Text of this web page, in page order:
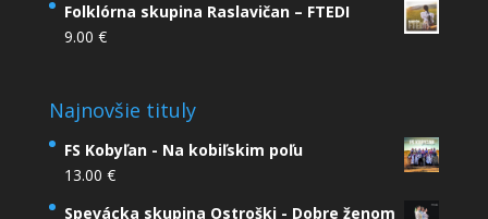
Folklórna skupina Raslavičan – FTEDI
9.00 €
Najnovšie tituly
FS Kobyľan - Na kobiľskim poľu
13.00 €
Spevácka skupina Ostroški - Dobre ženom